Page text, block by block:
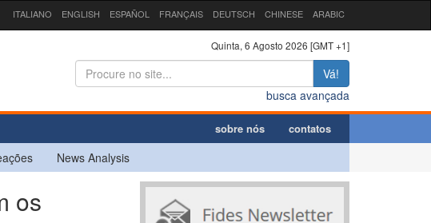
ITALIANO ENGLISH ESPAÑOL FRANÇAIS DEUTSCH CHINESE ARABIC
Quinta, 6 Agosto 2026 [GMT +1]
Vá!
busca avançada
sobre nós contatos
News Analysis
os